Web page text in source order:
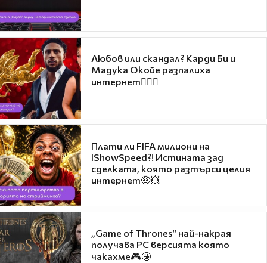
Любов или скандал? Карди Би и
Мадука Окойе разпалиха
интернет❤️‍🔥🔥
Плати ли FIFA милиони на
IShowSpeed?! Истината зад
сделката, която разтърси целия
интернет🤑💥
„Game of Thrones“ най-накрая
получава PC версията която
чакахме🎮🤩